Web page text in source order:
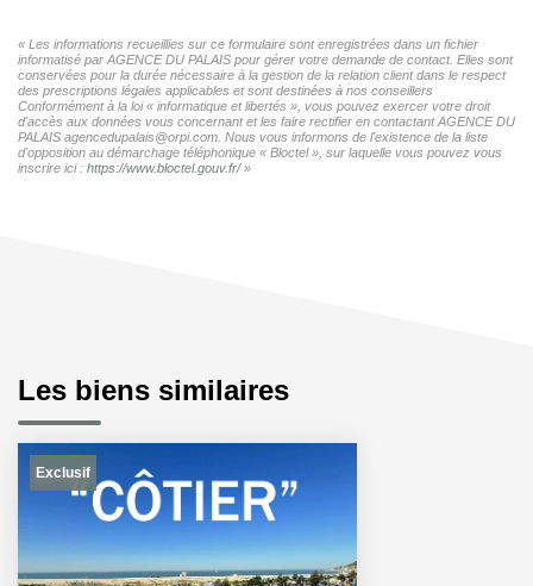
« Les informations recueillies sur ce formulaire sont enregistrées dans un fichier
informatisé par AGENCE DU PALAIS pour gérer votre demande de contact. Elles sont
conservées pour la durée nécessaire à la gestion de la relation client dans le respect
des prescriptions légales applicables et sont destinées à nos conseillers
Conformément à la loi « informatique et libertés », vous pouvez exercer votre droit
d'accès aux données vous concernant et les faire rectifier en contactant AGENCE DU
PALAIS agencedupalais@orpi.com. Nous vous informons de l'existence de la liste
d'opposition au démarchage téléphonique « Bloctel », sur laquelle vous pouvez vous
inscrire ici : https://www.bloctel.gouv.fr/»
Les biens similaires
Exclusif